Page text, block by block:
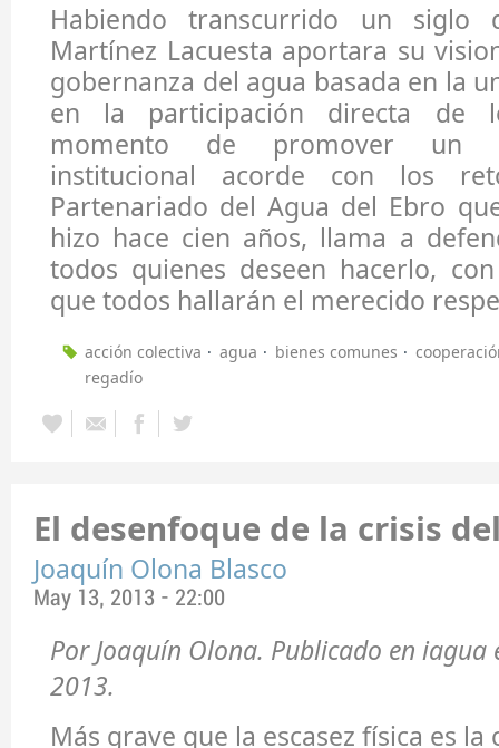
Habiendo transcurrido un siglo
Martínez Lacuesta aportara su
gobernanza del agua basada en la
en la participación directa de
momento de promover un
institucional acorde con los
Partenariado del Agua del Ebro
hizo hace cien años, llama a
todos quienes deseen hacerlo,
que todos hallarán el merecido
acción colectiva agua bienes comunes
regadío
El desenfoque de la crisis
Joaquín Olona Blasco
May 13, 2013 - 22:00
Por Joaquín Olona. Publicado en iagua
2013.
Más grave que la escasez física es